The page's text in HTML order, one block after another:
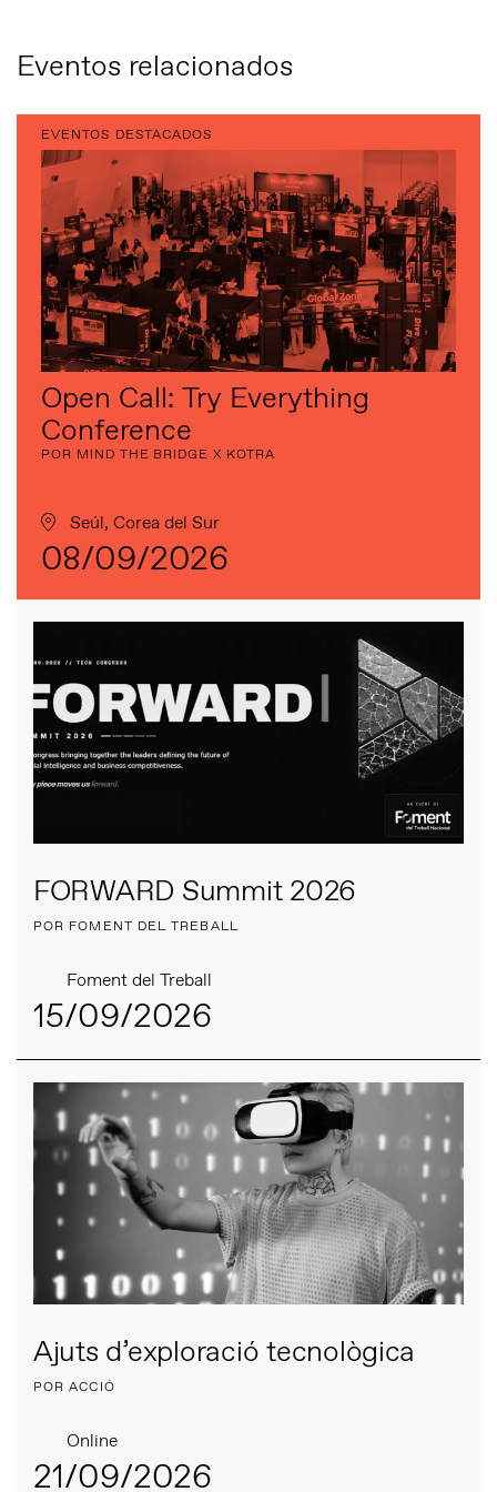
Eventos relacionados
EVENTOS DESTACADOS
Open Call: Try Everything
Conference
POR MIND THE BRIDGE X KOTRA
Seúl, Corea del Sur
08/09/2026
FORWARD Summit 2026
POR FOMENT DEL TREBALL
Foment del Treball
15/09/2026
Ajuts d’exploració tecnològica
POR ACCIÓ
Online
21/09/2026